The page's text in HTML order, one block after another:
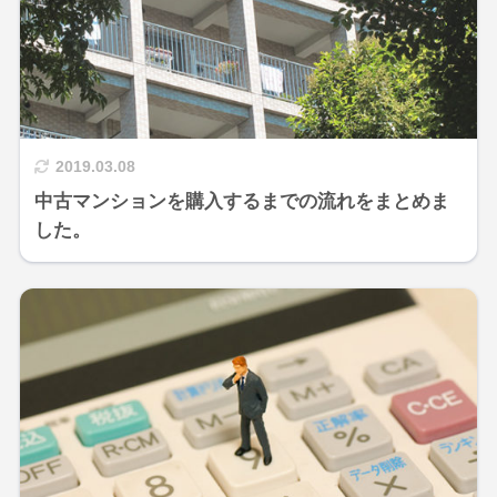
2019.03.08
中古マンションを購入するまでの流れをまとめま
した。